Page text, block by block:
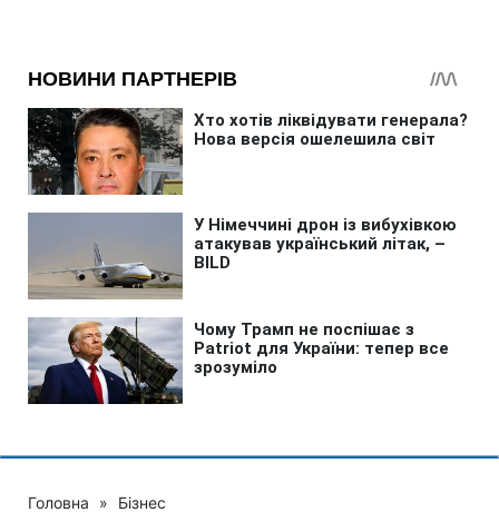
Головна » Бізнес